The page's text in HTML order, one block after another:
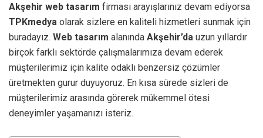
Akşehir web tasarım firması arayışlarınız devam ediyorsa
TPKmedya olarak sizlere en kaliteli hizmetleri sunmak için
buradayız. Web tasarım alanında Akşehir’da uzun yıllardır
birçok farklı sektörde çalışmalarımıza devam ederek
müşterilerimiz için kalite odaklı benzersiz çözümler
üretmekten gurur duyuyoruz. En kısa sürede sizleri de
müşterilerimiz arasında görerek mükemmel ötesi
deneyimler yaşamanızı isteriz.